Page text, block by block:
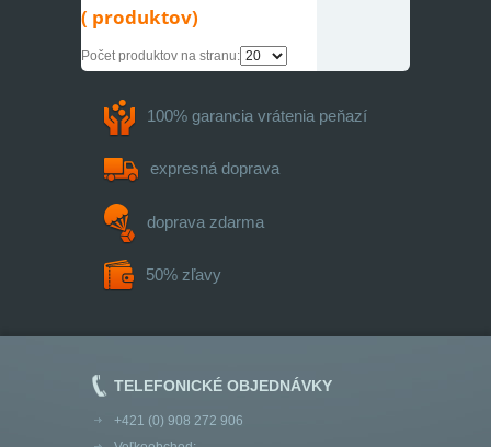
( produktov)
Počet produktov na stranu:
100% garancia vrátenia peňazí
expresná doprava
doprava zdarma
50% zľavy
TELEFONICKÉ OBJEDNÁVKY
+421 (0) 908 272 906